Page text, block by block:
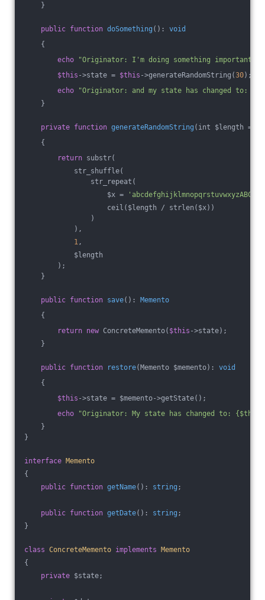
}
public function doSomething () : void
{
echo
"Originator: I'm doing something
$this ->state = $this ->generateRandomString(30);
echo
"Originator: and my state has changed to:
}
private function generateRandomString (int $length =
{
return substr(
str_shuffle(
str_repeat(
$x =
ceil($length / strlen($x))
)
),
1,
$length
);
}
public function save() : Memento
{
return new ConcreteMemento( $this ->state);
}
public function restore(Memento $memento) : void
{
$this ->state = $memento->getState();
echo
"Originator: My state has changed to:
}
}
interface Memento
{
public function getName() : string ;
public function getDate() : string ;
}
class ConcreteMemento implements
Memento
{
private $state;